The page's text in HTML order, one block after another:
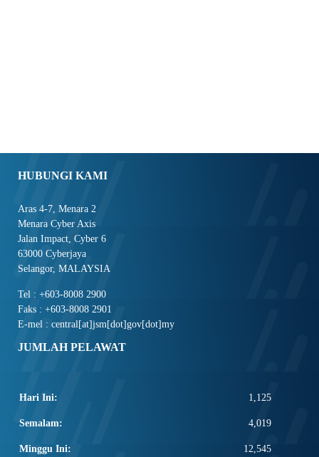
HUBUNGI KAMI
Aras 4-7, Menara 2
Menara Cyber Axis
Jalan Impact, Cyber 6
63000 Cyberjaya
Selangor, MALAYSIA
Tel : +603-8008 2900
Faks : +603-8008 2901
E-mel : central[at]jsm[dot]gov[dot]my
JUMLAH PELAWAT
Hari Ini: 1,125
Semalam: 4,019
Minggu Ini: 12,545